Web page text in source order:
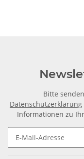
Bitte
Datenschutzerklärung
Informationen zu